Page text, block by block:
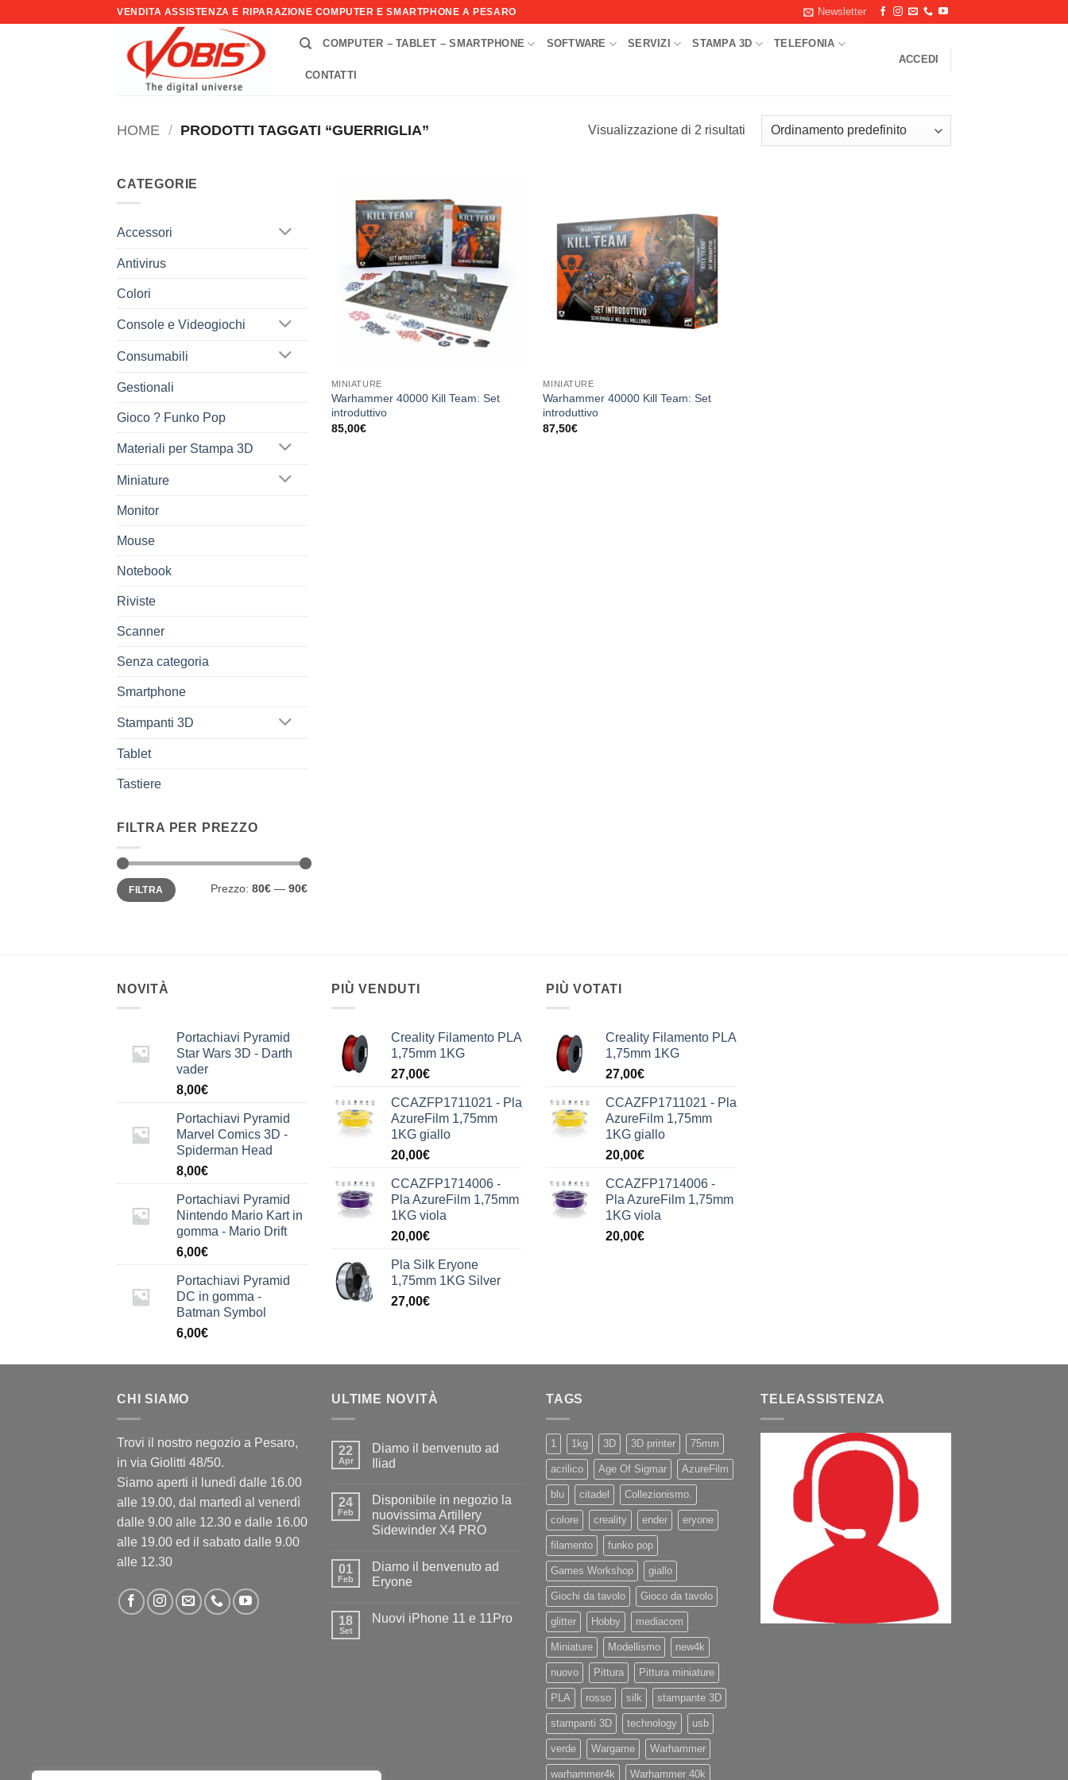
VENDITA ASSISTENZA E RIPARAZIONE COMPUTER E SMARTPHONE A PESARO Newsletter
COMPUTER – TABLET – SMARTPHONE SOFTWARE SERVIZI STAMPA 3D TELEFONIA
CONTATTI
ACCEDI
HOME / PRODOTTI TAGGATI “GUERRIGLIA” Visualizzazione di 2 risultati
CATEGORIE
Accessori
Antivirus
Colori
Console e Videogiochi
Consumabili
Gestionali
Gioco ? Funko Pop
Materiali per Stampa 3D
Miniature
Monitor
Mouse
Notebook
Riviste
Scanner
Senza categoria
Smartphone
Stampanti 3D
Tablet
Tastiere
FILTRA PER PREZZO
Prezzo
Min
Prezzo
MaxFILTRA Prezzo: 80€ — 90€
Aggiungi
alla lista
dei
desideri
MINIATURE
Warhammer 40000 Kill Team: Set
introduttivo
85,00€
Aggiungi
alla lista
dei
desideri
MINIATURE
Warhammer 40000 Kill Team: Set
introduttivo
87,50€
NOVITÀ
Portachiavi Pyramid
Star Wars 3D - Darth
vader
8,00€
Portachiavi Pyramid
Marvel Comics 3D -
Spiderman Head
8,00€
Portachiavi Pyramid
Nintendo Mario Kart in
gomma - Mario Drift
6,00€
Portachiavi Pyramid
DC in gomma -
Batman Symbol
6,00€
PIÙ VENDUTI
Creality Filamento PLA
1,75mm 1KG
27,00€
CCAZFP1711021 - Pla
AzureFilm 1,75mm
1KG giallo
20,00€
CCAZFP1714006 -
Pla AzureFilm 1,75mm
1KG viola
20,00€
Pla Silk Eryone
1,75mm 1KG Silver
27,00€
PIÙ VOTATI
Creality Filamento PLA
1,75mm 1KG
27,00€
CCAZFP1711021 - Pla
AzureFilm 1,75mm
1KG giallo
20,00€
CCAZFP1714006 -
Pla AzureFilm 1,75mm
1KG viola
20,00€
CHI SIAMO
Trovi il nostro negozio a Pesaro,
in via Giolitti 48/50.
Siamo aperti il lunedì dalle 16.00
alle 19.00, dal martedì al venerdì
dalle 9.00 alle 12.30 e dalle 16.00
alle 19.00 ed il sabato dalle 9.00
alle 12.30
ULTIME NOVITÀ
22
Apr
Diamo il benvenuto ad
Iliad
su
Diamo
il
benvenuto
24
Feb
Disponibile in negozio la
nuovissima Artillery
Sidewinder X4 PRO
su
Disponibile
in
nuovissima
01
Feb
Diamo il benvenuto ad
Eryone
su
18
Set
Nuovi iPhone 11 e 11Pro
TAGS
1 1kg 3D 3D printer 75mm
acrilico Age Of Sigmar AzureFilm
blu citadel Collezionismo.
colore creality ender eryone
filamento funko pop
Games Workshop giallo
Giochi da tavolo Gioco da tavolo
glitter Hobby mediacom
Miniature Modellismo new4k
nuovo Pittura Pittura miniature
PLA rosso silk stampante 3D
stampanti 3D technology usb
verde Wargame Warhammer
warhammer4k Warhammer 40k
TELEASSISTENZA